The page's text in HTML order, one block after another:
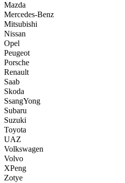
Mazda
Mercedes-Benz
Mitsubishi
Nissan
Opel
Peugeot
Porsche
Renault
Saab
Skoda
SsangYong
Subaru
Suzuki
Toyota
UAZ
Volkswagen
Volvo
XPeng
Zotye